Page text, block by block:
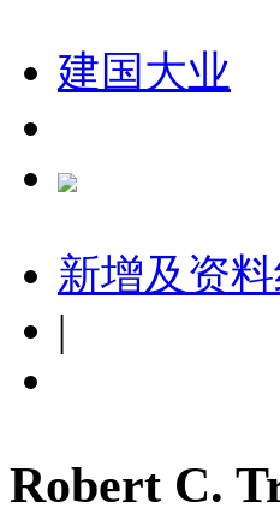
建国大业
新增及资
|
Robert C.